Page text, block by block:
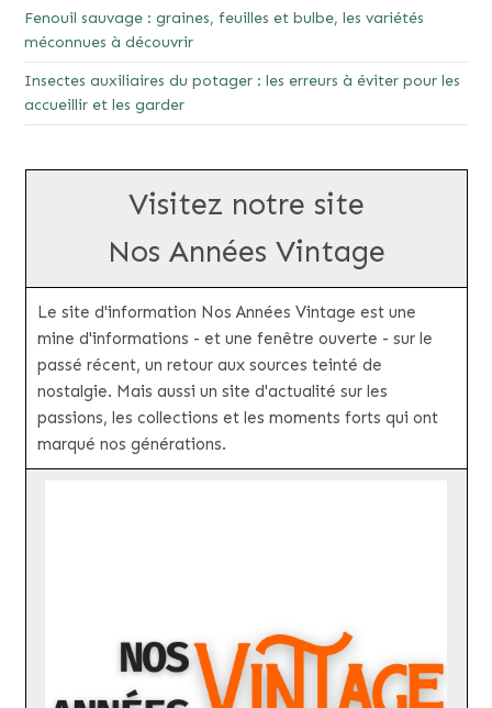
Fenouil sauvage : graines, feuilles et bulbe, les variétés
méconnues à découvrir
Insectes auxiliaires du potager : les erreurs à éviter pour les
accueillir et les garder
Visitez notre site
Nos Années Vintage
Le site d'information Nos Années Vintage est une
mine d'informations - et une fenêtre ouverte - sur le
passé récent, un retour aux sources teinté de
nostalgie. Mais aussi un site d'actualité sur les
passions, les collections et les moments forts qui ont
marqué nos générations.